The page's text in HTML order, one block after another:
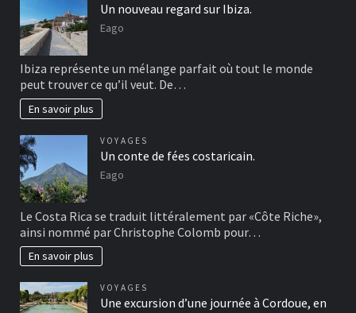
Un nouveau regard sur Ibiza.
Eago
Ibiza représente un mélange parfait où tout le monde
peut trouver ce qu’il veut. De…
En savoir plus
VOYAGES
Un conte de fées costaricain.
Eago
Le Costa Rica se traduit littéralement par «Côte Riche»,
ainsi nommé par Christophe Colomb pour…
En savoir plus
VOYAGES
Une excursion d’une journée à Cordoue, en